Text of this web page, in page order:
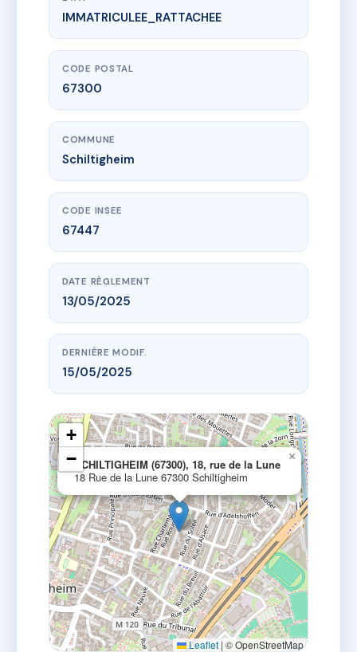
www.vme.plus/AJ2072668
SCHILTIGHEIM (67300), 18, rue de la Lune
18 Rue de la Lune
IMMATRICULEE_RATTACHEE
CODE POSTAL
67300
COMMUNE
Schiltigheim
CODE INSEE
67447
DATE RÈGLEMENT
13/05/2025
DERNIÈRE MODIF.
15/05/2025
SCHILTIGHEIM (67300), 18, rue de la Lune
18 Rue de la Lune 67300 Schiltigheim
×
+
−
Leaflet | © OpenStreetMap